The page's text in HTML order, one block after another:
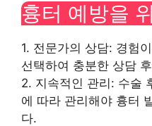
흉터 예방을
1. 전문가의 상담: 경험
선택하여 충분한 상담
2. 지속적인 관리: 수술
에 따라 관리해야 흉터
다.